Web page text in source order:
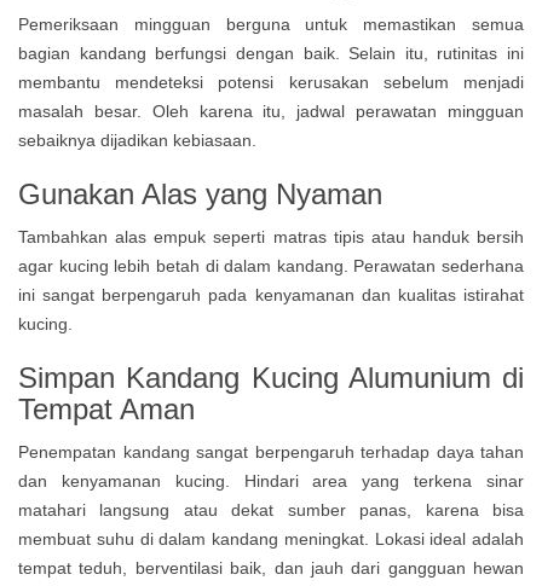
Pemeriksaan mingguan berguna untuk memastikan semua
bagian kandang berfungsi dengan baik. Selain itu, rutinitas ini
membantu mendeteksi potensi kerusakan sebelum menjadi
masalah besar. Oleh karena itu, jadwal perawatan mingguan
sebaiknya dijadikan kebiasaan.
Gunakan Alas yang Nyaman
Tambahkan alas empuk seperti matras tipis atau handuk bersih
agar kucing lebih betah di dalam kandang. Perawatan sederhana
ini sangat berpengaruh pada kenyamanan dan kualitas istirahat
kucing.
Simpan Kandang Kucing Alumunium di
Tempat Aman
Penempatan kandang sangat berpengaruh terhadap daya tahan
dan kenyamanan kucing. Hindari area yang terkena sinar
matahari langsung atau dekat sumber panas, karena bisa
membuat suhu di dalam kandang meningkat. Lokasi ideal adalah
tempat teduh, berventilasi baik, dan jauh dari gangguan hewan